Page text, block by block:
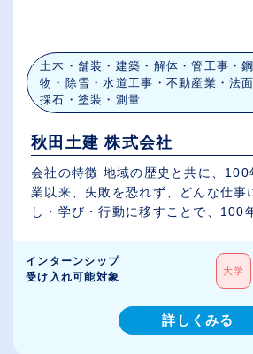
土木・舗装・建築・解体・管工事・
物・除雪・水道工事・不動産業・法面
採石・塗装・測量
秋田土建 株式会社
会社の特徴 地域の歴史と共に、100
業以来、失敗を恐れず、どんな仕事
し・学び・行動に移すことで、100
インターンシップ
受け入れ可能対象
大学
詳しくみる